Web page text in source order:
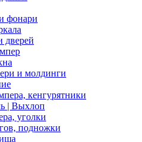
фонари
дверей
и молдинги
кенгурятники
| Выхлоп
уголки
подножки